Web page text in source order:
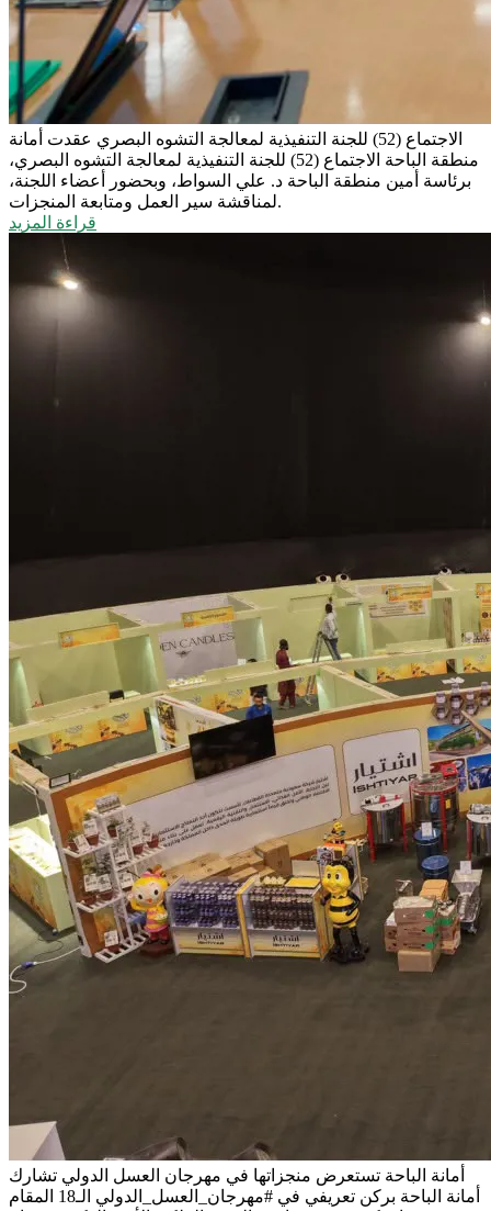
الاجتماع (52) للجنة التنفيذية لمعالجة التشوه البصري
عقدت أمانة
منطقة الباحة الاجتماع (52) للجنة التنفيذية لمعالجة التشوه البصري،
برئاسة أمين منطقة الباحة د. علي السواط، وبحضور أعضاء اللجنة،
لمناقشة سير العمل ومتابعة المنجزات.
قراءة المزيد
أمانة الباحة تستعرض منجزاتها في مهرجان العسل الدولي تشارك
أمانة الباحة بركن تعريفي في #مهرجان_العسل_الدولي الـ18 المقام